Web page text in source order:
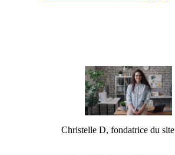
Christelle D, fondatrice du site